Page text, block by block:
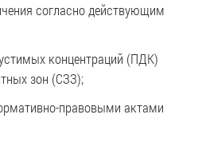
согласно действующим
концентраций (ПДК)
зон (СЗЗ);
правовыми актами